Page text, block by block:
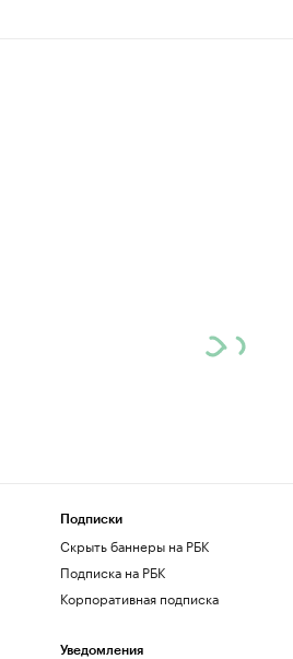
Подписки
Скрыть баннеры на РБК
Подписка на РБК
Корпоративная подписка
Уведомления